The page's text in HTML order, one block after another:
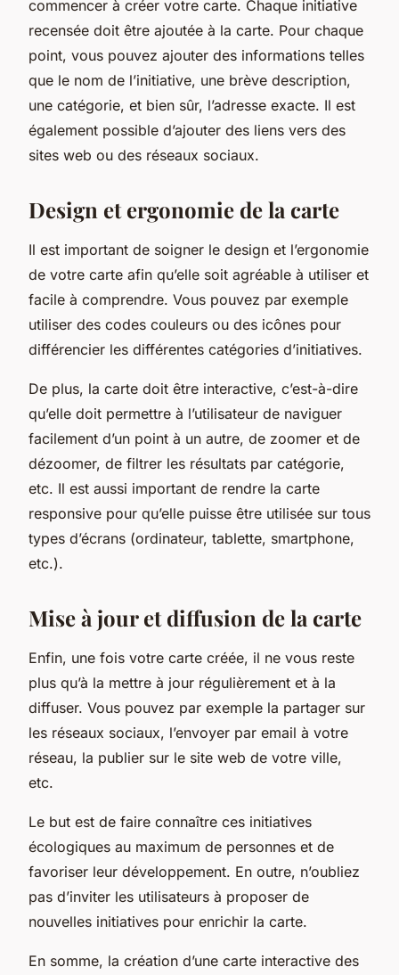
commencer à créer votre carte. Chaque initiative
recensée doit être ajoutée à la carte. Pour chaque
point, vous pouvez ajouter des informations telles
que le nom de l’initiative, une brève description,
une catégorie, et bien sûr, l’adresse exacte. Il est
également possible d’ajouter des liens vers des
sites web ou des réseaux sociaux.
Design et ergonomie de la carte
Il est important de soigner le design et l’ergonomie
de votre carte afin qu’elle soit agréable à utiliser et
facile à comprendre. Vous pouvez par exemple
utiliser des codes couleurs ou des icônes pour
différencier les différentes catégories d’initiatives.
De plus, la carte doit être interactive, c’est-à-dire
qu’elle doit permettre à l’utilisateur de naviguer
facilement d’un point à un autre, de zoomer et de
dézoomer, de filtrer les résultats par catégorie,
etc. Il est aussi important de rendre la carte
responsive pour qu’elle puisse être utilisée sur tous
types d’écrans (ordinateur, tablette, smartphone,
etc.).
Mise à jour et diffusion de la carte
Enfin, une fois votre carte créée, il ne vous reste
plus qu’à la mettre à jour régulièrement et à la
diffuser. Vous pouvez par exemple la partager sur
les réseaux sociaux, l’envoyer par email à votre
réseau, la publier sur le site web de votre ville,
etc.
Le but est de faire connaître ces initiatives
écologiques au maximum de personnes et de
favoriser leur développement. En outre, n’oubliez
pas d’inviter les utilisateurs à proposer de
nouvelles initiatives pour enrichir la carte.
En somme, la création d’une carte interactive des